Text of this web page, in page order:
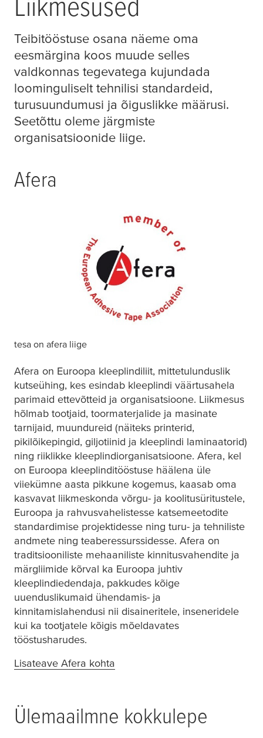
Teibitööstuse osana näeme oma
eesmärgina koos muude selles
valdkonnas tegevatega kujundada
loominguliselt tehnilisi standardeid,
turusuundumusi ja õiguslikke määrusi.
Seetõttu oleme järgmiste
organisatsioonide liige.
Afera
tesa on afera liige
Afera on Euroopa kleeplindiliit, mittetulunduslik
kutseühing, kes esindab kleeplindi väärtusahela
parimaid ettevõtteid ja organisatsioone. Liikmesus
hõlmab tootjaid, toormaterjalide ja masinate
tarnijaid, muundureid (näiteks printerid,
pikilõikepingid, giljotiinid ja kleeplindi laminaatorid)
ning riiklikke kleeplindiorganisatsioone. Afera, kel
on Euroopa kleeplinditööstuse häälena üle
viiekümne aasta pikkune kogemus, kaasab oma
kasvavat liikmeskonda võrgu- ja koolitusüritustele,
Euroopa ja rahvusvahelistesse katsemeetodite
standardimise projektidesse ning turu- ja tehniliste
andmete ning teaberessurssidesse. Afera on
traditsiooniliste mehaaniliste kinnitusvahendite ja
märgliimide kõrval ka Euroopa juhtiv
kleeplindiedendaja, pakkudes kõige
uuenduslikumaid ühendamis- ja
kinnitamislahendusi nii disaineritele, inseneridele
kui ka tootjatele kõigis mõeldavates
tööstusharudes.
Lisateave Afera kohta
Ülemaailmne kokkulepe